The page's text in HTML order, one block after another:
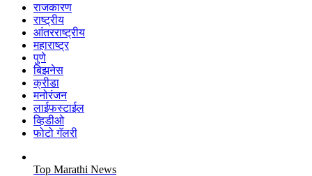
राजकारण
राष्ट्रीय
आंतरराष्ट्रीय
महाराष्ट्र
पुणे
बिझनेस
क्रीडा
मनोरंजन
लाईफस्टाईल
व्हिडीओ
फोटो गॅलरी
Top Marathi News